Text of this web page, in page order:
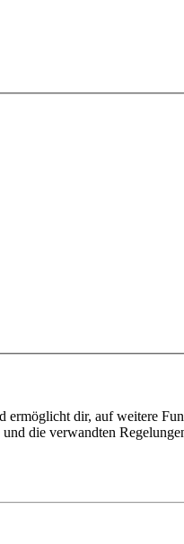
ermöglicht dir, auf weitere
die verwandten